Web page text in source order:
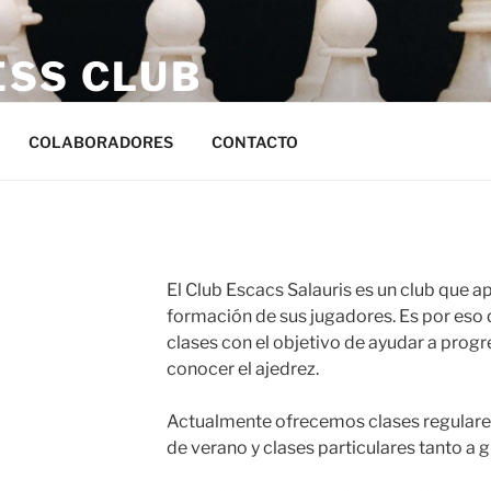
CLUB
COLABORADORES CONTACTO
El Club Escacs Salauris es un club que
formación de sus jugadores. Es por eso
clases con el objetivo de ayudar a
conocer el ajedrez.
Actualmente ofrecemos clases
de verano y clases particulares tanto a